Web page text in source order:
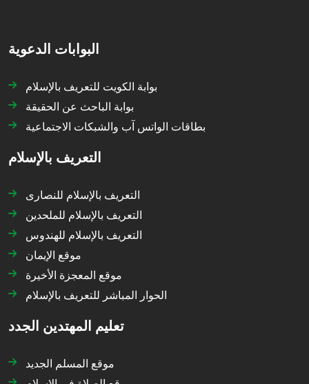
البوابات الدعوية
بوابة الكويت للتعريف بالإسلام
بوابة الباحث عن الحقيقة
بطاقات الواتس آب والشبكات الاجتماعية
التعريف بالإسلام
التعريف بالإسلام للنصارى
التعريف بالإسلام للملحدين
التعريف بالإسلام للهندوس
موقع الإيمان
موقع المعجزة الأخيرة
الحوار المباشر للتعريف بالإسلام
تعليم المهتدين الجدد
موقع المسلم الجديد